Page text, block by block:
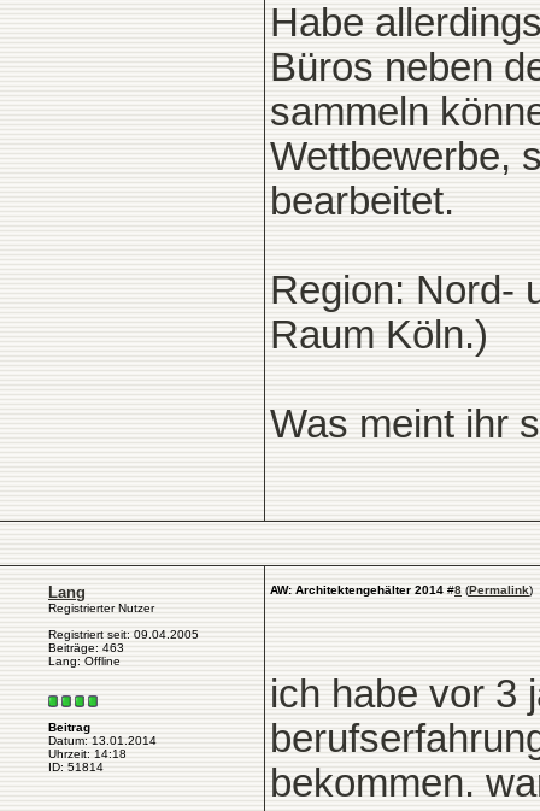
Habe
Büros neben
sammeln
Wettbewerbe,
bearbeitet.
Region: Nord-
Raum Köln.)
Was meint ihr
Lang
Registrierter Nutzer
Registriert seit: 09.04.2005
Beiträge: 463
Lang: Offline
Beitrag
Datum: 13.01.2014
Uhrzeit: 14:18
ID: 51814
AW: Architektengehälter 2014 #8 (Permalink)
ich habe vor 3
bekommen.